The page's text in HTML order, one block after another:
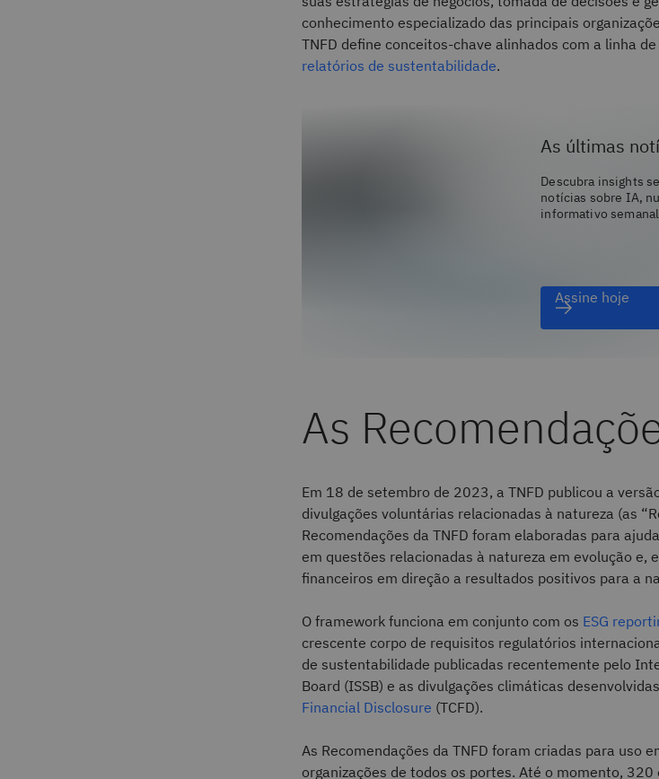
conhecimento especializado das principais
TNFD define conceitos-chave alinhados com a linha
relatórios de sustentabilidade.
As últimas
Descubra insights
notícias sobre IA,
informativo
Assine hoje
As
Em 18 de setembro de 2023, a TNFD publicou a
divulgações voluntárias relacionadas à natureza (as
Recomendações da TNFD foram elaboradas para
em questões relacionadas à natureza em evolução e,
financeiros em direção a resultados positivos para a
O framework funciona em conjunto com os ESG
crescente corpo de requisitos regulatórios
de sustentabilidade publicadas recentemente pelo
Board (ISSB) e as divulgações climáticas
Financial Disclosure (TCFD).
As Recomendações da TNFD foram criadas para uso
organizações de todos os portes. Até o momento,